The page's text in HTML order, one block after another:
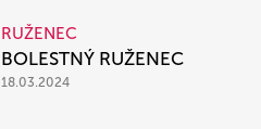
RUŽENEC
BOLESTNÝ RUŽENEC
18.03.2024